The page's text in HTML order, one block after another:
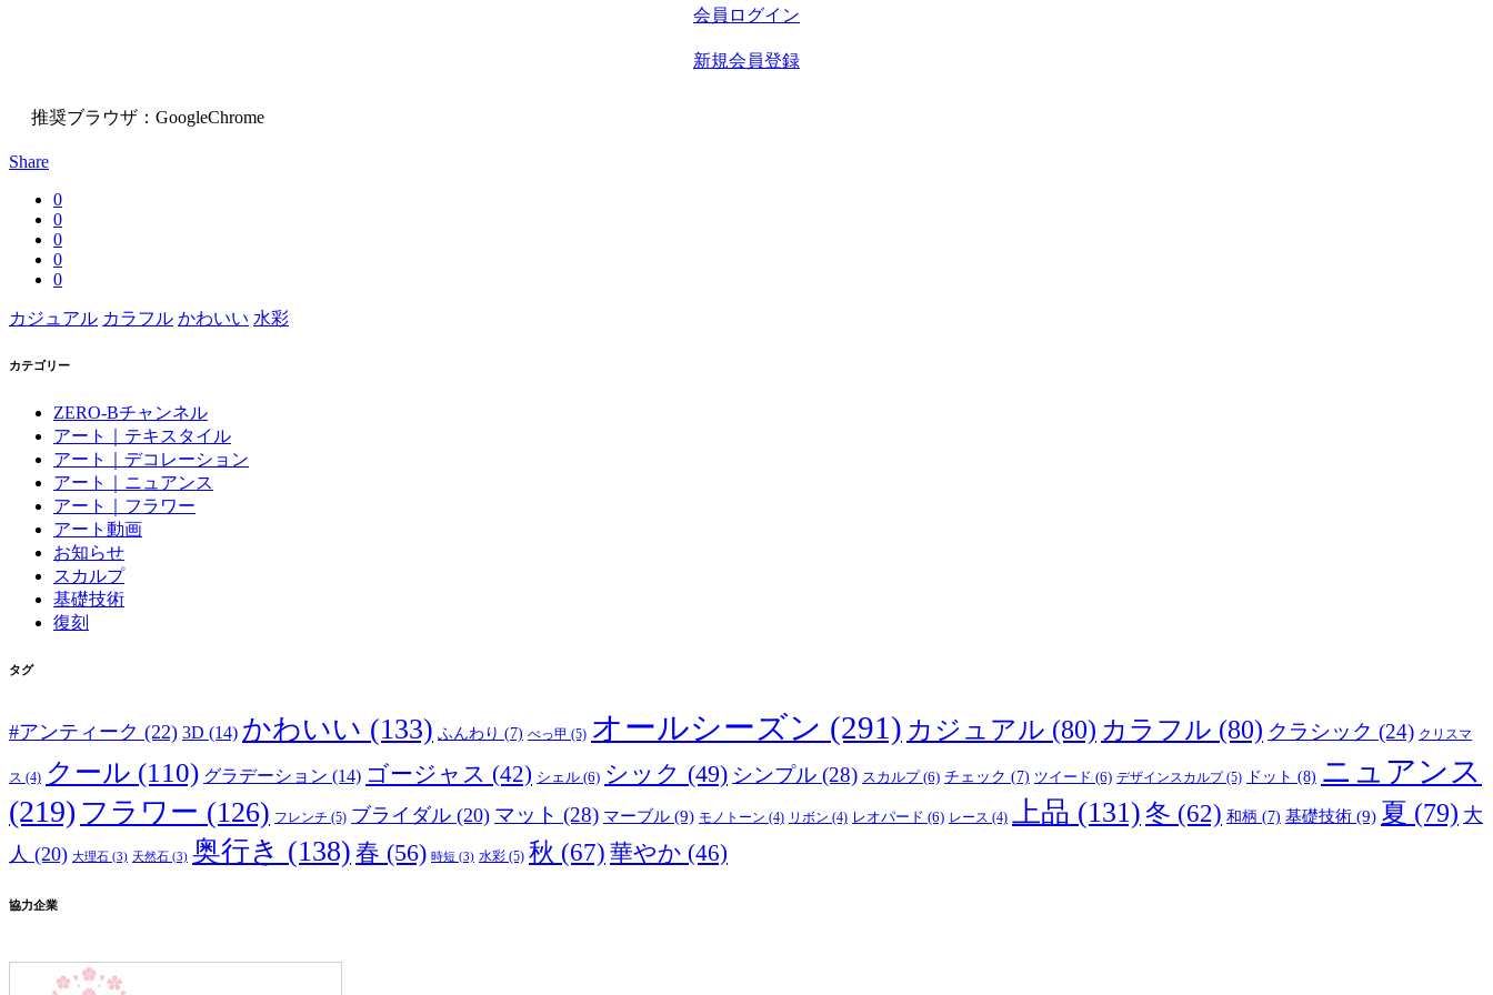
会員ログイン
新規会員登録
推奨ブラウザ：GoogleChrome
Share
0
0
0
0
0
カジュアル カラフル かわいい 水彩
カテゴリー
ZERO-Bチャンネル
アート｜テキスタイル
アート｜デコレーション
アート｜ニュアンス
アート｜フラワー
アート動画
お知らせ
スカルプ
基礎技術
復刻
タグ
#アンティーク (22) 3D (14) かわいい (133) ふんわり (7) べっ甲 (5) オールシーズン (291) カジュアル (80) カラフル (80) クラシック (24) クリスマ
ス (4) クール (110) グラデーション (14) ゴージャス (42) シェル (6) シック (49) シンプル (28) スカルプ(6) チェック (7) ツイード (6) デザインスカルプ(5) ドット (8) ニュアンス
(219) フラワー (126) フレンチ (5) ブライダル (20) マット (28) マーブル (9) モノトーン (4) リボン (4) レオパード (6) レース (4) 上品 (131) 冬 (62) 和柄 (7) 基礎技術 (9) 夏 (79) 大
人 (20) 大理石 (3) 天然石 (3) 奥行き (138) 春 (56) 時短 (3) 水彩 (5) 秋 (67) 華やか (46)
協力企業